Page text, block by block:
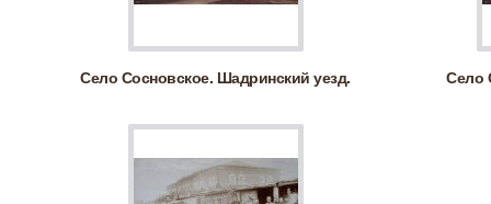
Село Сосновское. Шадринский уезд. Село